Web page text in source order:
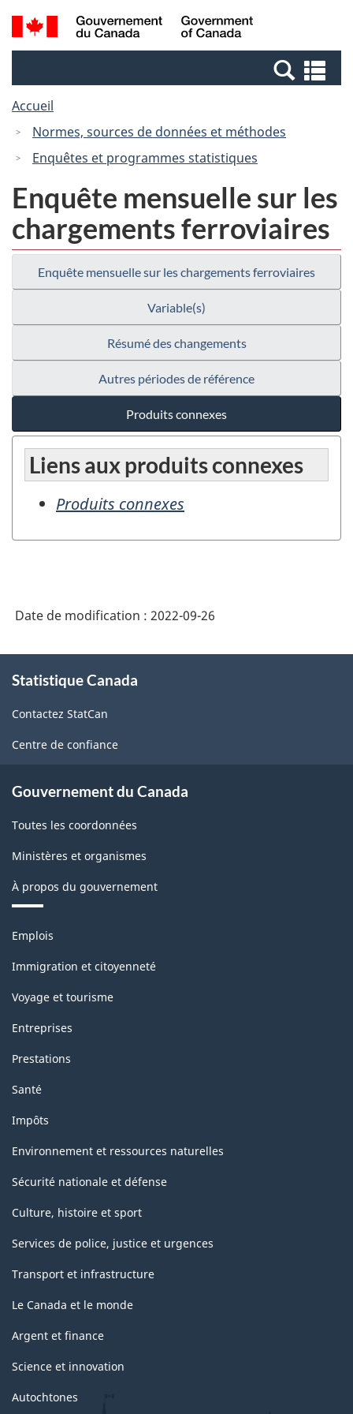
Passer
au
Passer
à
Canada
Recherche
et
et
Accueil
Normes, sources de données et méthodes
Enquêtes et programmes statistiques
Enquête mensuelle sur les
chargements ferroviaires
Enquête mensuelle sur les chargements ferroviaires
Variable(s)
Résumé des changements
Autres périodes de référence
Produits connexes
Liens aux produits connexes
Produits connexes
Date de modification : 2022-09-26
propos
ce
site
Statistique Canada
Contactez StatCan
Centre de confiance
Gouvernement du Canada
Toutes les coordonnées
Ministères et organismes
À propos du gouvernement
Thèmes
sujets
Emplois
Immigration et citoyenneté
Voyage et tourisme
Entreprises
Prestations
Santé
Impôts
Environnement et ressources naturelles
Sécurité nationale et défense
Culture, histoire et sport
Services de police, justice et urgences
Transport et infrastructure
Le Canada et le monde
Argent et finance
Science et innovation
Autochtones